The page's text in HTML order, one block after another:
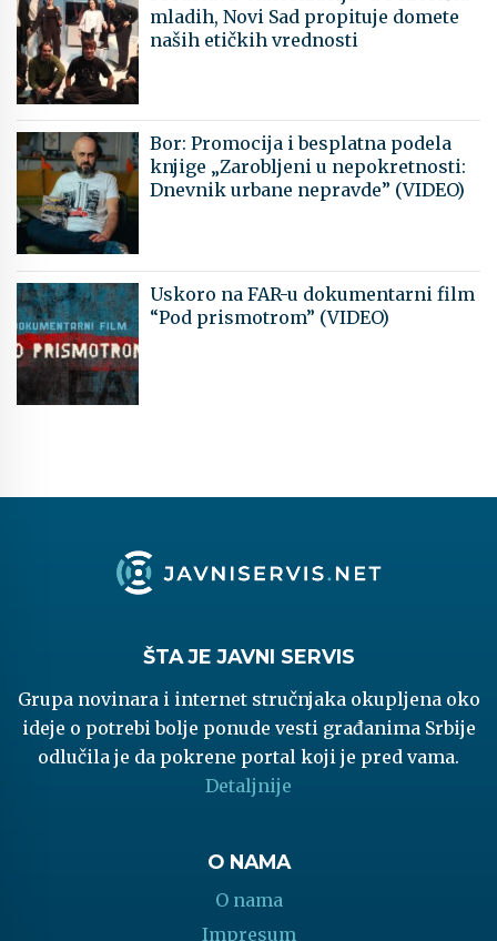
mladih, Novi Sad propituje domete
naših etičkih vrednosti
Bor: Promocija i besplatna podela
knjige „Zarobljeni u nepokretnosti:
Dnevnik urbane nepravde” (VIDEO)
Uskoro na FAR-u dokumentarni film
“Pod prismotrom” (VIDEO)
ŠTA JE JAVNI SERVIS
Grupa novinara i internet stručnjaka okupljena oko
ideje o potrebi bolje ponude vesti građanima Srbije
odlučila je da pokrene portal koji je pred vama.
Detaljnije
O NAMA
O nama
Impresum